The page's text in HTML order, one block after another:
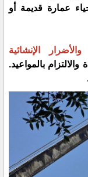
عمارة قديمة أو
الإنشائية
بالمواعيد.